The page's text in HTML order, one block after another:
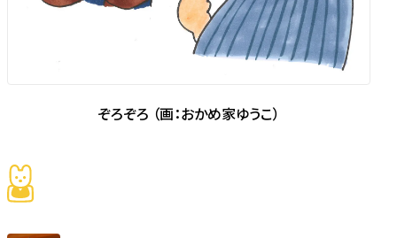
ぞろぞろ （画：おかめ家ゆうこ）